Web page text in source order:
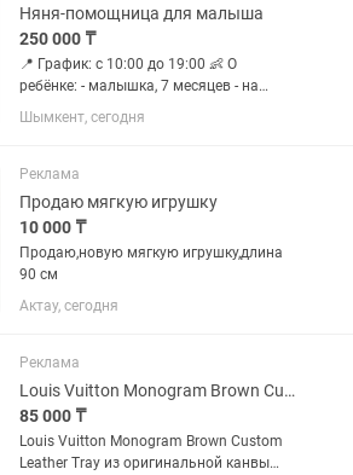
Няня-помощница для малыша
250 000 ₸
📍 График: с 10:00 до 19:00 👶 О
ребёнке: - малышка, 7 месяцев - на
грудном вскармливании - часто на
руках, требуется много контакта 🍼
малышкой (рядом с мамой)...
Шымкент, сегодня
Реклама
Продаю мягкую игрушку
10 000 ₸
Продаю,новую мягкую игрушку,длина
90 см
Актау, сегодня
Реклама
Louis Vuitton Monogram Brown Custom Leather Tray
85 000 ₸
Louis Vuitton Monogram Brown Custom
Leather Tray из оригинальной канвы